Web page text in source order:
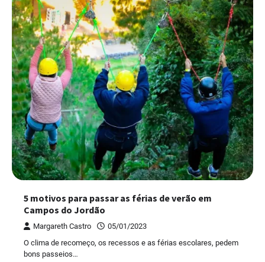
5 motivos para passar as férias de verão em
Campos do Jordão
Margareth Castro
05/01/2023
O clima de recomeço, os recessos e as férias escolares, pedem
bons passeios…